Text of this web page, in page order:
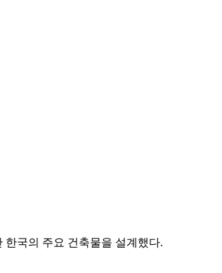
한국의 주요 건축물을 설계했다.